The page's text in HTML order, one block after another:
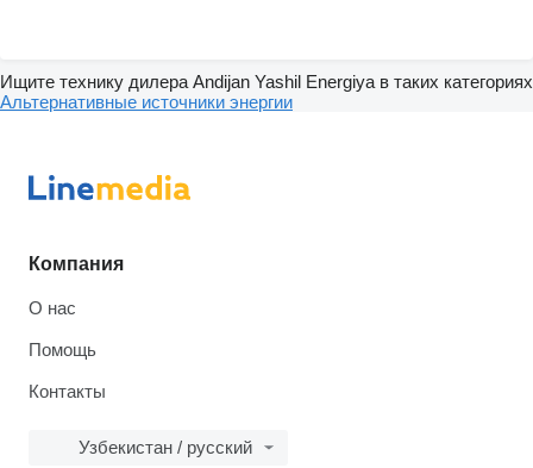
Ищите технику дилера Andijan Yashil Energiya в таких категориях
Альтернативные источники энергии
Компания
О нас
Помощь
Контакты
Узбекистан / русский